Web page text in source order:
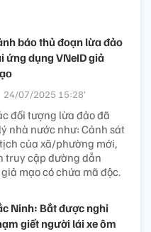
báo thủ đoạn lừa đảo
ứng dụng VNeID giả
24/07/2025 15:28’
đối tượng lừa đảo đã
nhà nước như: Cảnh sát
của xã/phường mới,
truy cập đường dẫn
mạo có chứa mã độc.
Ninh: Bắt được nghi
giết người lái xe ôm